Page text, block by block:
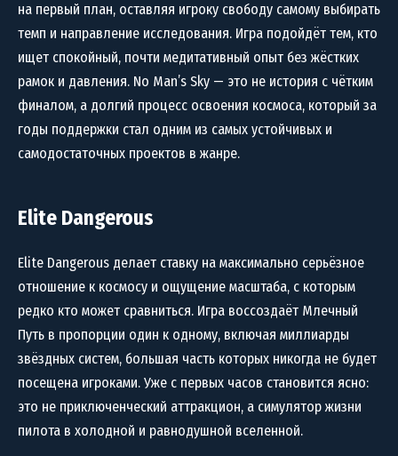
на первый план, оставляя игроку свободу самому выбирать
темп и направление исследования. Игра подойдёт тем, кто
ищет спокойный, почти медитативный опыт без жёстких
рамок и давления. No Man’s Sky — это не история с чётким
финалом, а долгий процесс освоения космоса, который за
годы поддержки стал одним из самых устойчивых и
самодостаточных проектов в жанре.
Elite Dangerous
Elite Dangerous делает ставку на максимально серьёзное
отношение к космосу и ощущение масштаба, с которым
редко кто может сравниться. Игра воссоздаёт Млечный
Путь в пропорции один к одному, включая миллиарды
звёздных систем, большая часть которых никогда не будет
посещена игроками. Уже с первых часов становится ясно:
это не приключенческий аттракцион, а симулятор жизни
пилота в холодной и равнодушной вселенной.